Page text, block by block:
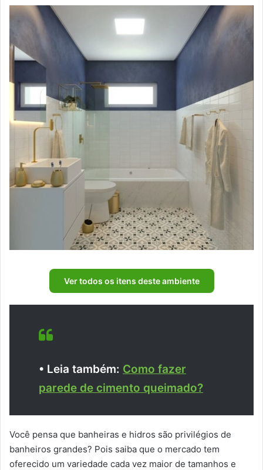
Ver todos os itens deste ambiente
• Leia também: Como fazer
parede de cimento queimado?
Você pensa que banheiras e hidros são privilégios de
banheiros grandes? Pois saiba que o mercado tem
oferecido um variedade cada vez maior de tamanhos e